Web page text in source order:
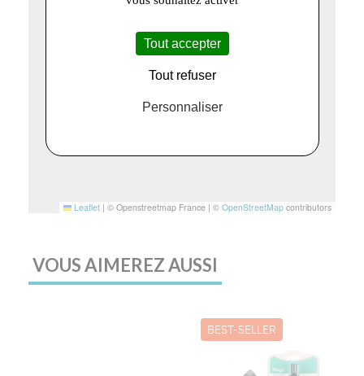
Leaflet | © Openstreetmap France | © OpenStreetMap contributors
VOUS AIMEREZ AUSSI
BEST-SELLER
Tout accepter
Tout refuser
Personnaliser